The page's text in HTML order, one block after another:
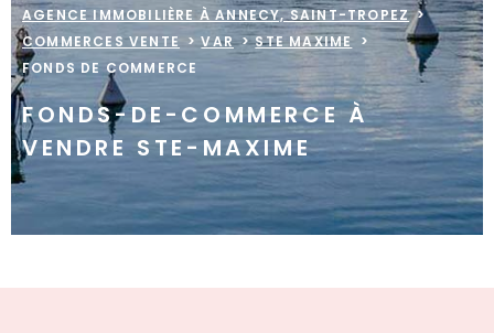
VENTES
NOTRE
AGENCE IMMOBILIÈRE À ANNECY, SAINT-TROPEZ
COMMERCES VENTE
VAR
STE MAXIME
FONDS DE COMMERCE
FONDS-DE-COMMERCE À
VENDRE STE-MAXIME